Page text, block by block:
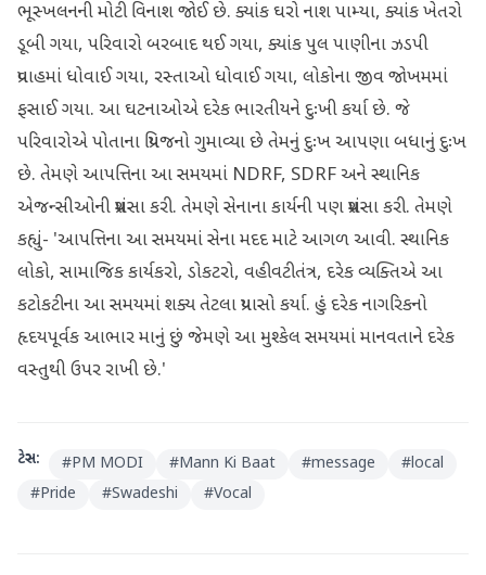
ભૂસ્ખલનની મોટી વિનાશ જોઈ છે. ક્યાંક ઘરો નાશ પામ્યા, ક્યાંક ખેતરો
ડૂબી ગયા, પરિવારો બરબાદ થઈ ગયા, ક્યાંક પુલ પાણીના ઝડપી
પ્રવાહમાં ધોવાઈ ગયા, રસ્તાઓ ધોવાઈ ગયા, લોકોના જીવ જોખમમાં
ફસાઈ ગયા. આ ઘટનાઓએ દરેક ભારતીયને દુઃખી કર્યા છે. જે
પરિવારોએ પોતાના પ્રિયજનો ગુમાવ્યા છે તેમનું દુઃખ આપણા બધાનું દુઃખ
છે. તેમણે આપત્તિના આ સમયમાં NDRF, SDRF અને સ્થાનિક
એજન્સીઓની પ્રશંસા કરી. તેમણે સેનાના કાર્યની પણ પ્રશંસા કરી. તેમણે
કહ્યું- 'આપત્તિના આ સમયમાં સેના મદદ માટે આગળ આવી. સ્થાનિક
લોકો, સામાજિક કાર્યકરો, ડોકટરો, વહીવટીતંત્ર, દરેક વ્યક્તિએ આ
કટોકટીના આ સમયમાં શક્ય તેટલા પ્રયાસો કર્યા. હું દરેક નાગરિકનો
હૃદયપૂર્વક આભાર માનું છું જેમણે આ મુશ્કેલ સમયમાં માનવતાને દરેક
વસ્તુથી ઉપર રાખી છે.'
ટેગ્સ: #PM MODI #Mann Ki Baat #message #local
#Pride #Swadeshi #Vocal